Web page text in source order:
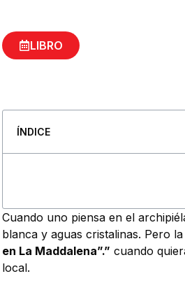
LIBRO
ÍNDICE
Cuando uno piensa en el
blanca y aguas cristalinas. Pero
en La Maddalena”.” cuando
local.